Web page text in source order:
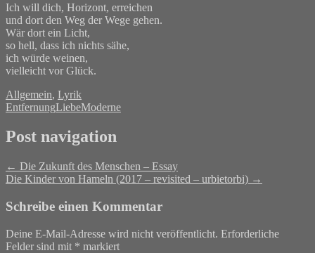
Ich will dich, Horizont, erreichen
und dort den Weg der Wege gehen.
Wär dort ein Licht,
so hell, dass ich nichts sähe,
ich würde weinen,
vielleicht vor Glück.
Allgemein, Lyrik
EntfernungLiebeModerne
Post navigation
← Die Zukunft des Menschen – Essay
Die Kinder von Hameln (2017 – revisited – urbietorbi) →
Schreibe einen Kommentar
Deine E-Mail-Adresse wird nicht veröffentlicht. Erforderliche
Felder sind mit * markiert